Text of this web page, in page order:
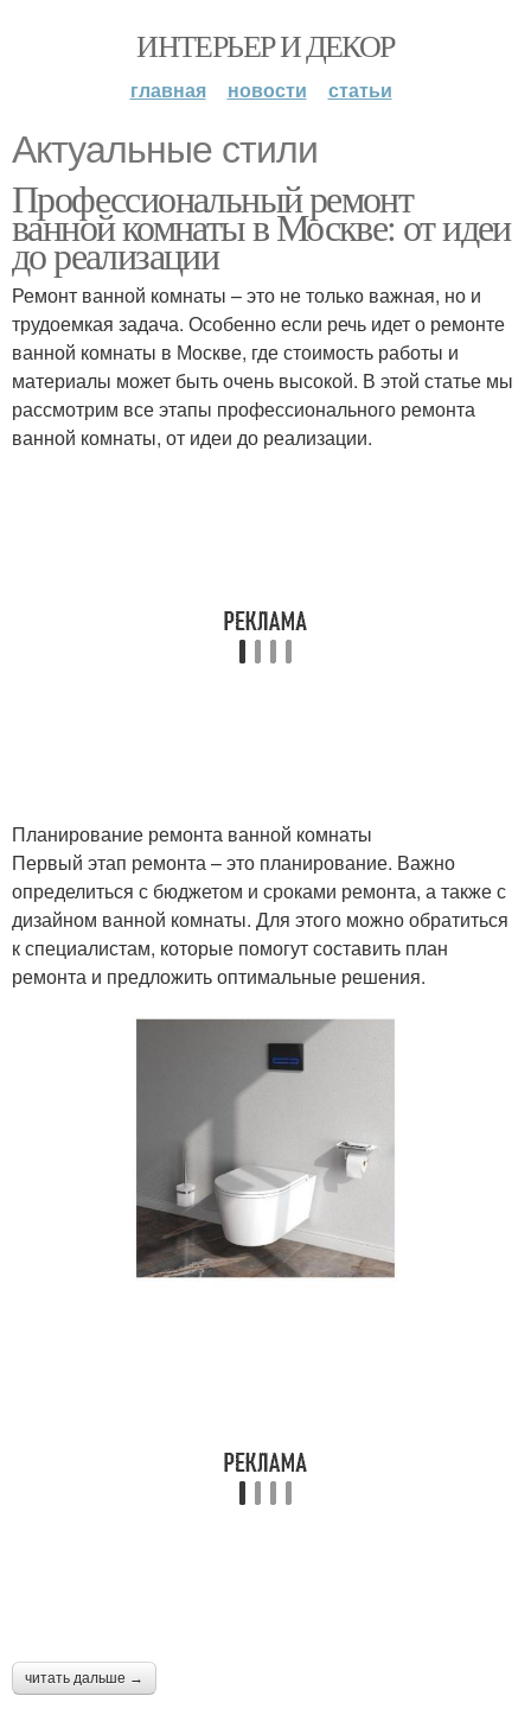
ИНТЕРЬЕР И ДЕКОР
главная новости статьи
Актуальные стили
Профессиональный ремонт
ванной комнаты в Москве: от идеи
до реализации
Ремонт ванной комнаты – это не только важная, но и
трудоемкая задача. Особенно если речь идет о ремонте
ванной комнаты в Москве, где стоимость работы и
материалы может быть очень высокой. В этой статье мы
рассмотрим все этапы профессионального ремонта
ванной комнаты, от идеи до реализации.
Планирование ремонта ванной комнаты
Первый этап ремонта – это планирование. Важно
определиться с бюджетом и сроками ремонта, а также с
дизайном ванной комнаты. Для этого можно обратиться
к специалистам, которые помогут составить план
ремонта и предложить оптимальные решения.
читать дальше →